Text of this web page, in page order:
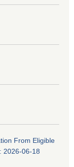
From Eligible
2026-06-18